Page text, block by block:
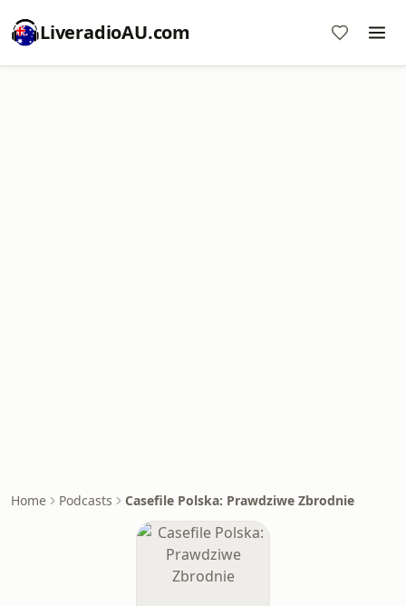
LiveradioAU.com
Home Podcasts Casefile Polska: Prawdziwe Zbrodnie